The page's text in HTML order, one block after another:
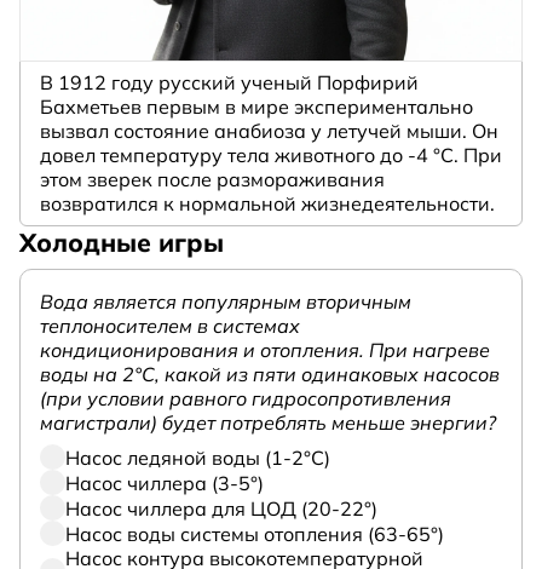
В 1912 году русский ученый Порфирий
Бахметьев первым в мире экспериментально
вызвал состояние анабиоза у летучей мыши. Он
довел температуру тела животного до -4 °C. При
этом зверек после размораживания
возвратился к нормальной жизнедеятельности.
Холодные игры
Вода является популярным вторичным
теплоносителем в системах
кондиционирования и отопления. При нагреве
воды на 2°С, какой из пяти одинаковых насосов
(при условии равного гидросопротивления
магистрали) будет потреблять меньше энергии?
Насос ледяной воды (1-2°С)
Насос чиллера (3-5°)
Насос чиллера для ЦОД (20-22°)
Насос воды системы отопления (63-65°)
Насос контура высокотемпературной